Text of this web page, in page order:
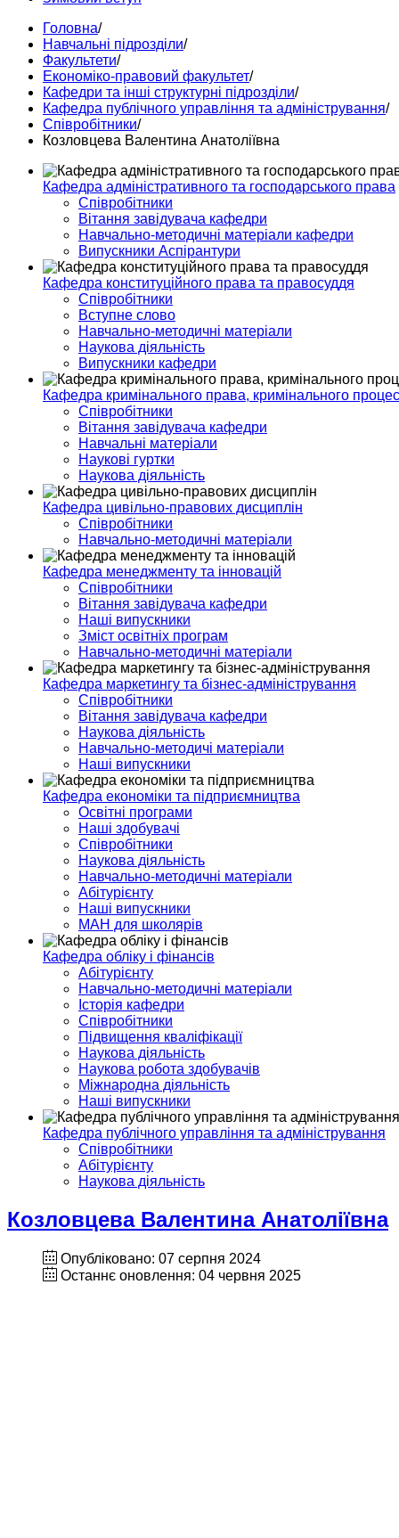
Головна/
Навчальні підрозділи/
Факультети/
Економіко-правовий факультет/
Кафедри та інші структурні підрозділи/
Кафедра публічного управління та адміністрування/
Співробітники/
Козловцева Валентина Анатоліївна
Кафедра адміністративного та господарського права
Співробітники
Вітання завідувача кафедри
Навчально-методичні матеріали кафедри
Випускники Аспірантури
Кафедра конституційного права та правосуддя
Співробітники
Вступне слово
Навчально-методичні матеріали
Наукова діяльність
Випускники кафедри
Кафедра кримінального права, кримінального
Співробітники
Вітання завідувача кафедри
Навчальні матеріали
Наукові гуртки
Наукова діяльність
Кафедра цивільно-правових дисциплін
Співробітники
Навчально-методичні матеріали
Кафедра менеджменту та інновацій
Співробітники
Вітання завідувача кафедри
Наші випускники
Зміст освітніх програм
Навчально-методичні матеріали
Кафедра маркетингу та бізнес-адміністрування
Співробітники
Вітання завідувача кафедри
Наукова діяльність
Навчально-методичі матеріали
Наші випускники
Кафедра економіки та підприємництва
Освітні програми
Наші здобувачі
Співробітники
Наукова діяльність
Навчально-методичні матеріали
Абітурієнту
Наші випускники
МАН для школярів
Кафедра обліку і фінансів
Абітурієнту
Навчально-методичні матеріали
Історія кафедри
Співробітники
Підвищення кваліфікації
Наукова діяльність
Наукова робота здобувачів
Міжнародна діяльність
Наші випускники
Кафедра публічного управління та адміністрування
Співробітники
Абітурієнту
Наукова діяльність
Козловцева Валентина Анатоліївна
Опубліковано: 07 серпня 2024
Останнє оновлення: 04 червня 2025